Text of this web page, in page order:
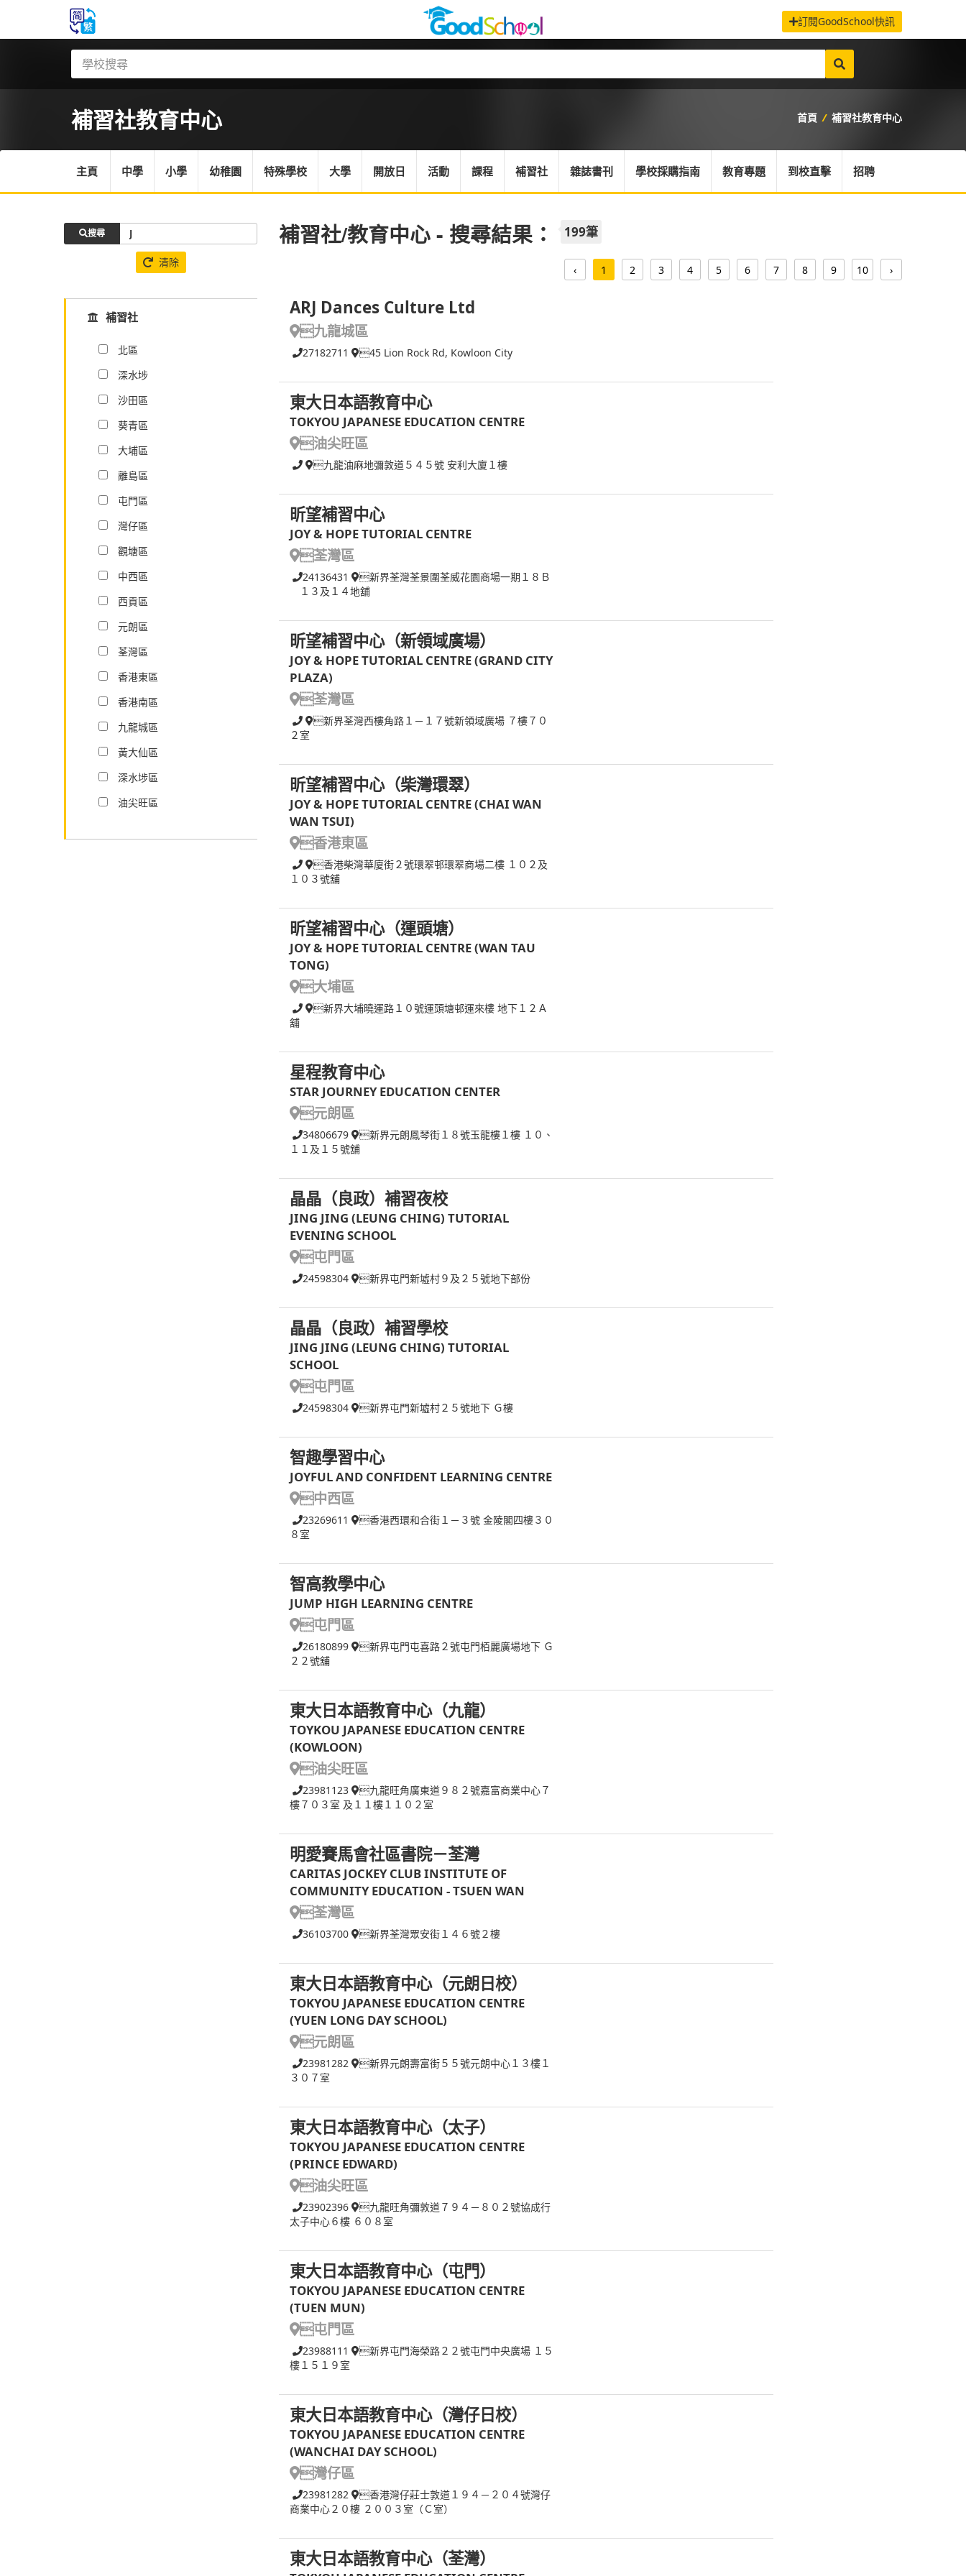
訂閱GoodSchool快訊
補習社教育中心 首頁 / 補習社教育中心
主頁 中學 小學 幼稚園 特殊學校 大學 開放日 活動 課程 補習社 雜誌書刊 學校採購指南 教育專題 到校直擊 招聘
補習社/教育中心 - 搜尋結果： 199筆
‹ 1 2 3 4 5 6 7 8 9 10 ›
ARJ Dances Culture Ltd
九龍城區
27182711 45 Lion Rock Rd, Kowloon City
東大日本語教育中心
TOKYOU JAPANESE EDUCATION CENTRE
油尖旺區
九龍油麻地彌敦道５４５號 安利大廈１樓
昕望補習中心
JOY & HOPE TUTORIAL CENTRE
荃灣區
24136431
新界荃灣荃景圍荃威花園商場一期１８Ｂ
１３及１４地舖
昕望補習中心（新領域廣場）
JOY & HOPE TUTORIAL CENTRE (GRAND CITY
PLAZA)
荃灣區
新界荃灣西樓角路１－１７號新領域廣場 ７樓７０
２室
昕望補習中心（柴灣環翠）
JOY & HOPE TUTORIAL CENTRE (CHAI WAN
WAN TSUI)
香港東區
香港柴灣華廈街２號環翠邨環翠商場二樓 １０２及
１０３號舖
昕望補習中心（運頭塘）
JOY & HOPE TUTORIAL CENTRE (WAN TAU
TONG)
大埔區
新界大埔曉運路１０號運頭塘邨運來樓 地下１２Ａ
舖
星程教育中心
STAR JOURNEY EDUCATION CENTER
元朗區
34806679
新界元朗鳳琴街１８號玉龍樓１樓 １０、
１１及１５號舖
晶晶（良政）補習夜校
JING JING (LEUNG CHING) TUTORIAL
EVENING SCHOOL
屯門區
24598304 新界屯門新墟村９及２５號地下部份
晶晶（良政）補習學校
JING JING (LEUNG CHING) TUTORIAL
SCHOOL
屯門區
24598304 新界屯門新墟村２５號地下 Ｇ樓
智趣學習中心
JOYFUL AND CONFIDENT LEARNING CENTRE
中西區
23269611
香港西環和合街１－３號 金陵閣四樓３０
８室
智高教學中心
JUMP HIGH LEARNING CENTRE
屯門區
26180899
新界屯門屯喜路２號屯門栢麗廣場地下 Ｇ
２２號舖
東大日本語教育中心（九龍）
TOYKOU JAPANESE EDUCATION CENTRE
(KOWLOON)
油尖旺區
23981123
九龍旺角廣東道９８２號嘉富商業中心７
樓７０３室 及１１樓１１０２室
明愛賽馬會社區書院－荃灣
CARITAS JOCKEY CLUB INSTITUTE OF
COMMUNITY EDUCATION - TSUEN WAN
荃灣區
36103700 新界荃灣眾安街１４６號２樓
東大日本語教育中心（元朗日校）
TOKYOU JAPANESE EDUCATION CENTRE
(YUEN LONG DAY SCHOOL)
元朗區
23981282
新界元朗壽富街５５號元朗中心１３樓１
３０７室
東大日本語教育中心（太子）
TOKYOU JAPANESE EDUCATION CENTRE
(PRINCE EDWARD)
油尖旺區
23902396
九龍旺角彌敦道７９４－８０２號協成行
太子中心６樓 ６０８室
東大日本語教育中心（屯門）
TOKYOU JAPANESE EDUCATION CENTRE
(TUEN MUN)
屯門區
23988111
新界屯門海榮路２２號屯門中央廣場 １５
樓１５１９室
東大日本語教育中心（灣仔日校）
TOKYOU JAPANESE EDUCATION CENTRE
(WANCHAI DAY SCHOOL)
灣仔區
23981282
香港灣仔莊士敦道１９４－２０４號灣仔
商業中心２０樓 ２００３室（Ｃ室）
東大日本語教育中心（荃灣）
搜尋
清除
補習社
北區
深水埗
沙田區
葵青區
大埔區
離島區
屯門區
灣仔區
觀塘區
中西區
西貢區
元朗區
荃灣區
香港東區
香港南區
九龍城區
黃大仙區
深水埗區
油尖旺區